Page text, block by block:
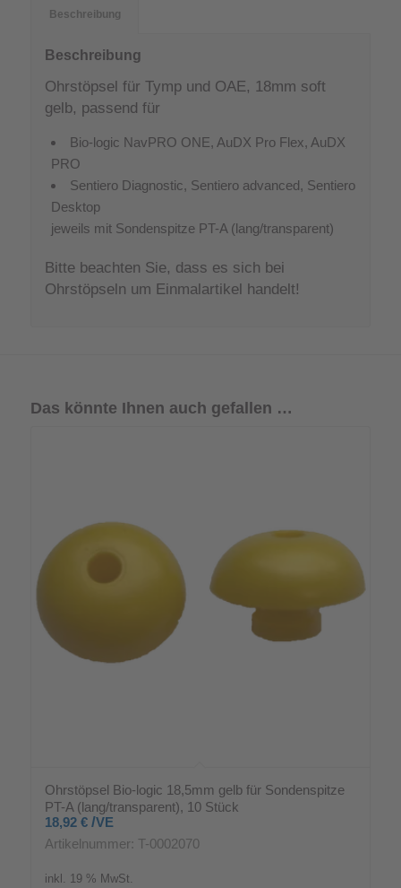
Beschreibung
Beschreibung
Ohrstöpsel für Tymp und OAE, 18mm soft
gelb, passend für
Bio-logic NavPRO ONE, AuDX Pro Flex, AuDX
PRO
Sentiero Diagnostic, Sentiero advanced, Sentiero
Desktop
jeweils mit Sondenspitze PT-A (lang/transparent)
Bitte beachten Sie, dass es sich bei
Ohrstöpseln um Einmalartikel handelt!
Das könnte Ihnen auch gefallen …
Ohrstöpsel Bio-logic 18,5mm gelb für Sondenspitze
PT-A (lang/transparent), 10 Stück
18,92 € /VE
Artikelnummer: T-0002070
inkl. 19 % MwSt.